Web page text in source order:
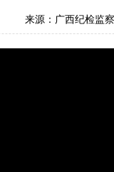
来源：广西纪检